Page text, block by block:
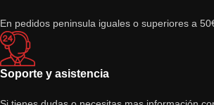
En pedidos peninsula iguales o superiores a
Soporte y asistencia